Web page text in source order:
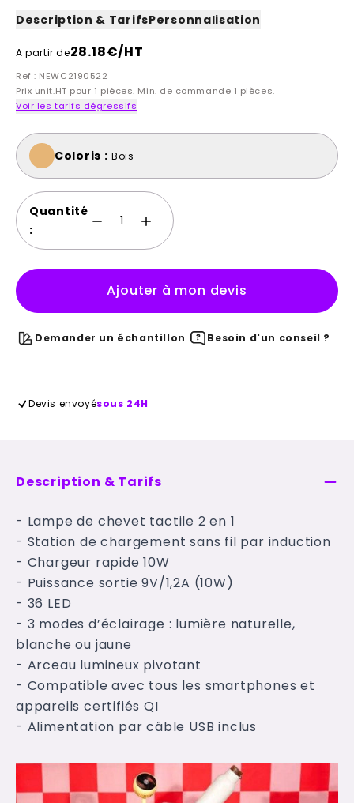
Description & TarifsPersonnalisation
A partir de28.18€/HT
Ref : NEWC2190522
Prix unit.HT pour 1 pièces. Min. de commande 1 pièces.
Voir les tarifs dégressifs
Coloris : Bois
Quantité
:
Ajouter à mon devis
Demander un échantillon Besoin d'un conseil ?
Devis envoyésous 24H
Description & Tarifs
- Lampe de chevet tactile 2 en 1
- Station de chargement sans fil par induction
- Chargeur rapide 10W
- Puissance sortie 9V/1,2A (10W)
- 36 LED
- 3 modes d’éclairage : lumière naturelle,
blanche ou jaune
- Arceau lumineux pivotant
- Compatible avec tous les smartphones et
appareils certifiés QI
- Alimentation par câble USB inclus